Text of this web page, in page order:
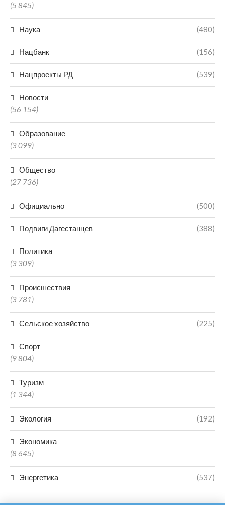
(5 845)
Наука (480)
Нацбанк (156)
Нацпроекты РД (539)
Новости
(56 154)
Образование
(3 099)
Общество
(27 736)
Официально (500)
Подвиги Дагестанцев (388)
Политика
(3 309)
Происшествия
(3 781)
Сельское хозяйство (225)
Спорт
(9 804)
Туризм
(1 344)
Экология (192)
Экономика
(8 645)
Энергетика (537)